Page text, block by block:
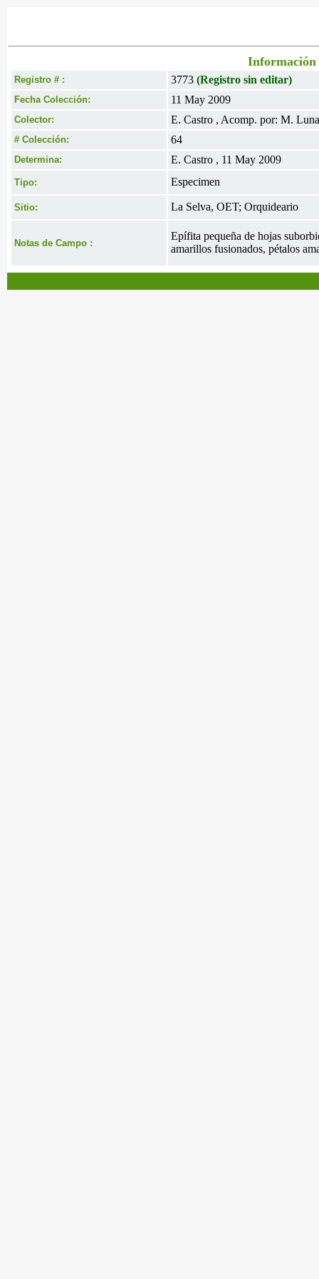
Información
Registro # : 3773 (Registro sin editar)
Fecha Colección: 11 May 2009
Colector: E. Castro , Acomp. por: M. Luna
# Colección: 64
Determina: E. Castro , 11 May 2009
Tipo: Especimen
Sitio: La Selva, OET; Orquideario
Notas de Campo :
Epífita pequeña de hojas
amarillos fusionados, pétalos